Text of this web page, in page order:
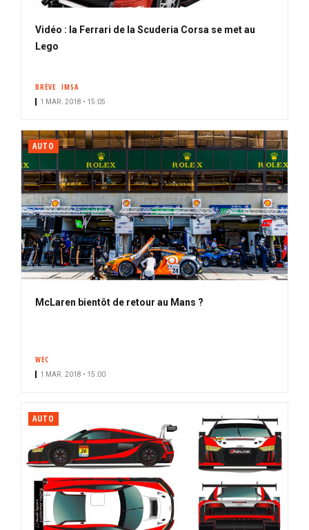
Vidéo : la Ferrari de la Scuderia Corsa se met au
Lego
BRÈVE IMSA
1 MAR. 2018 • 15:05
AUTO
McLaren bientôt de retour au Mans ?
WEC
1 MAR. 2018 • 15:00
AUTO